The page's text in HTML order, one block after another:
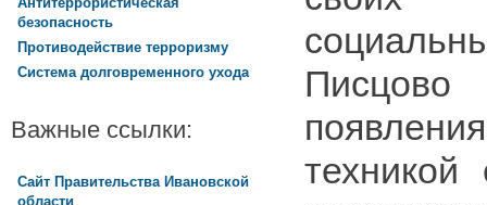
безопасность
Противодействие терроризму
Система долговременного ухода
Важные ссылки:
Сайт Правительства Ивановской
области